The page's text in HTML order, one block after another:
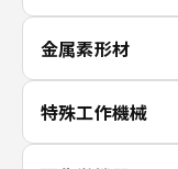
金属素形材
特殊工作機械